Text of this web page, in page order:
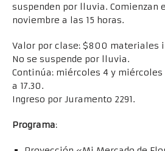
suspenden por lluvia. Comienzan
noviembre a las 15 horas.
Valor por clase: $800 materiales
No se suspende por lluvia.
Continúa: miércoles 4 y miércoles
a 17.30.
Ingreso por Juramento 2291.
Programa: